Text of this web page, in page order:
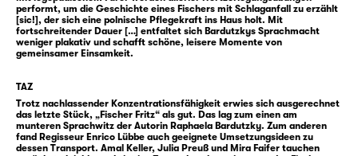
fallen und die alle gemeinsam eine
besondere Geschichte erzählen: von drei
Lebenswegen und ihren Bedingungen in
„In einprägsamen Bildern zieht sich eine
Spannung durch dieses Stück, die sich immer
wieder im scheinbar Unscheinbaren
performt, um die Geschichte eines Fischers mit Schlaganfall zu erzählt
[sic!], der sich eine polnische Pflegekraft ins Haus holt. Mit
fortschreitender Dauer […] entfaltet sich Bardutzkys Sprachmacht
weniger plakativ und schafft schöne, leisere Momente von
gemeinsamer Einsamkeit.
TAZ
Trotz nachlassender Konzentrationsfähigkeit erwies sich ausgerechnet
das letzte Stück, „Fischer Fritz“ als gut. Das lag zum einen am
munteren Sprachwitz der Autorin Raphaela Bardutzky. Zum anderen
fand Regisseur Enrico Lübbe auch geeignete Umsetzungsideen zu
dessen Transport. Amal Keller, Julia Preuß und Mira Faifer tauchen